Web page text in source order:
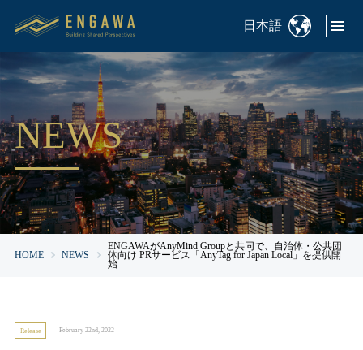
日本語
NEWS
HOME NEWS
ENGAWAがAnyMind Groupと共同で、自治体・公共団
体向け PRサービス「AnyTag for Japan Local」を提供開
始
Release February 22nd, 2022